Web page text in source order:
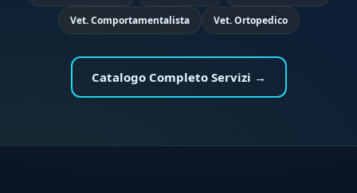
Vet. Comportamentalista Vet. Ortopedico
Catalogo Completo Servizi →